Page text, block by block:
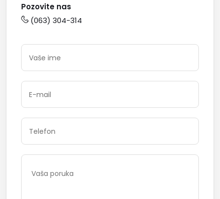
Pozovite nas
(063) 304-314